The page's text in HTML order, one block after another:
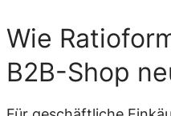
REQUEST DEMO
Wie
B2B-Shop